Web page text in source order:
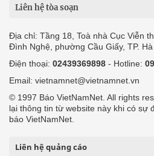
Liên hệ tòa soạn
Địa chỉ: Tầng 18, Toà nhà Cục Viễn
Đình Nghệ, phường Cầu Giấy, TP. Hà
Điện thoại: 02439369898 - Hotline:
Email: vietnamnet@vietnamnet.vn
© 1997 Báo VietNamNet. All rights
lại thông tin từ website này khi có sự
báo VietNamNet.
Liên hệ quảng cáo